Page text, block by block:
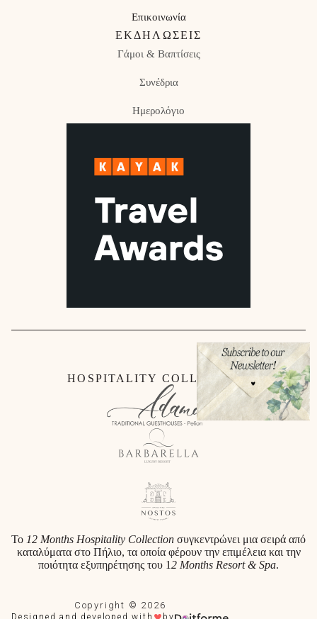
Επικοινωνία
ΕΚΔΗΛΏΣΕΙΣ
Γάμοι & Βαπτίσεις
Συνέδρια
Ημερολόγιο
HOSPITALITY COLLECTION
Το 12 Months Hospitality Collection συγκεντρώνει μια σειρά από
καταλύματα στο Πήλιο, τα οποία φέρουν την επιμέλεια και την
ποιότητα εξυπηρέτησης του 12 Months Resort & Spa.
Copyright © 2026
Designed and developed with by